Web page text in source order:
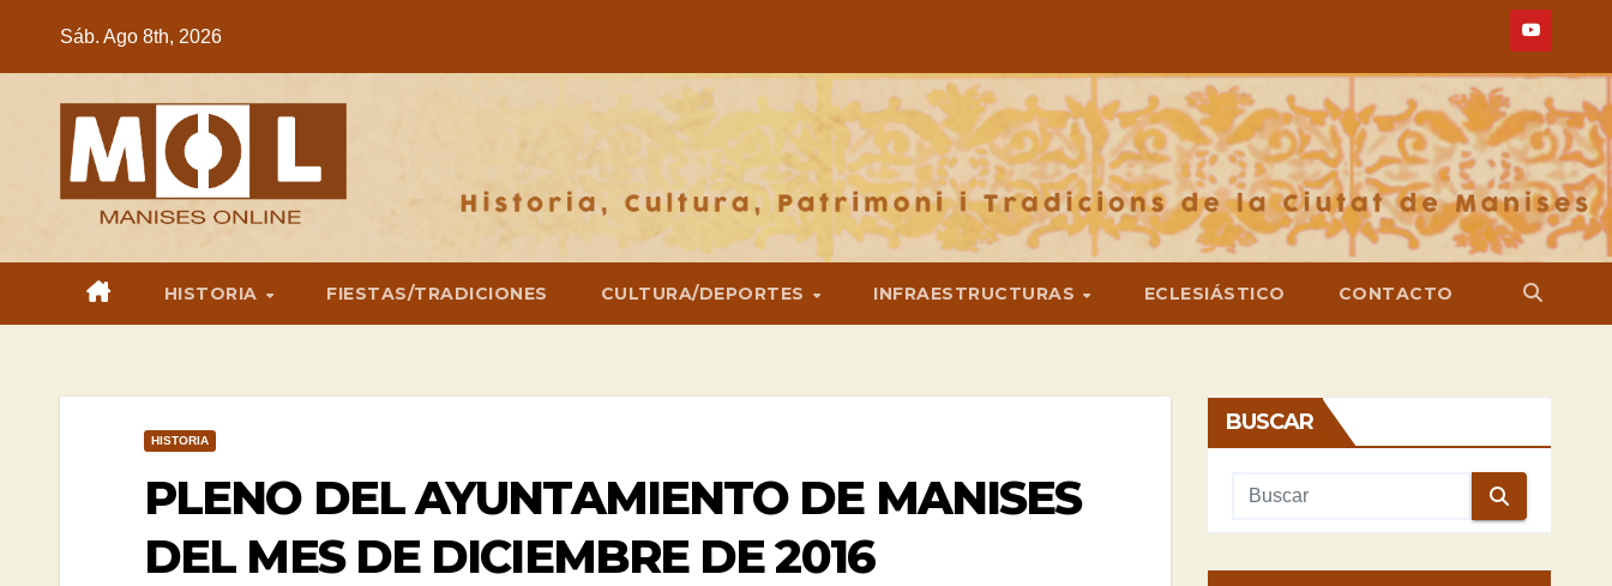
Sáb. Ago 8th, 2026
HISTORIA FIESTAS/TRADICIONES CULTURA/DEPORTES INFRAESTRUCTURAS ECLESIÁSTICO CONTACTO
HISTORIA
PLENO DEL AYUNTAMIENTO DE MANISES
DEL MES DE DICIEMBRE DE 2016
BUSCAR